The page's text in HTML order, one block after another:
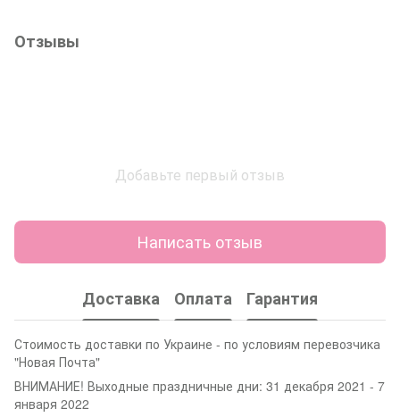
Отзывы
Добавьте первый отзыв
Написать отзыв
Доставка Оплата Гарантия
Стоимость доставки по Украине - по условиям перевозчика
"Новая Почта"
ВНИМАНИЕ! Выходные праздничные дни: 31 декабря 2021 - 7
января 2022